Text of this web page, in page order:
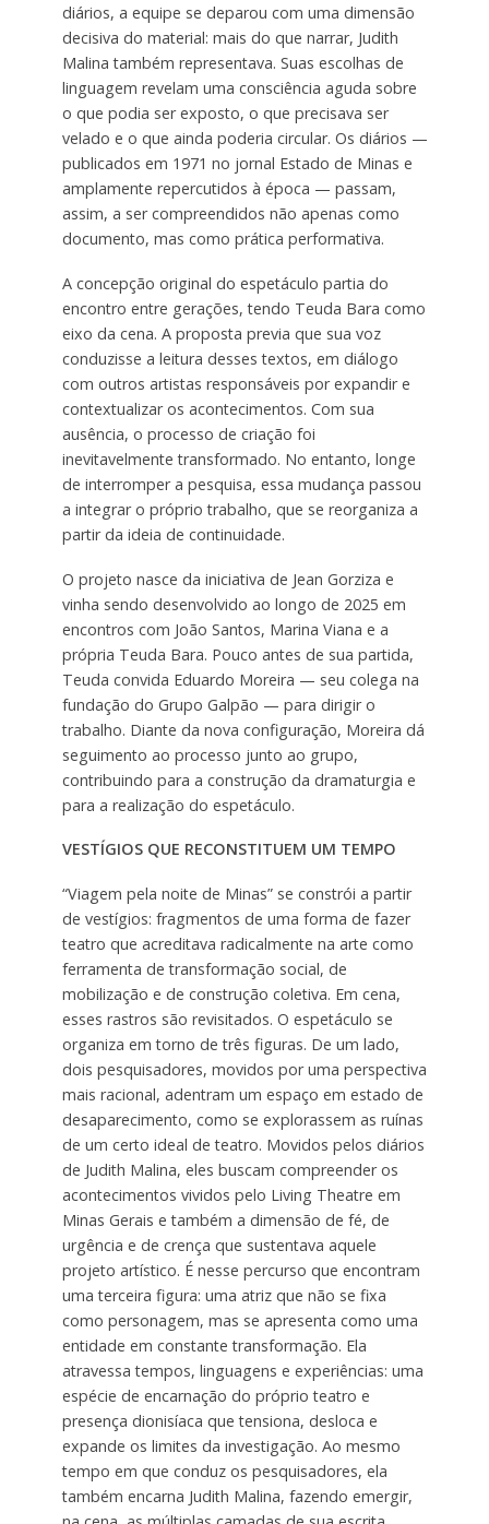
diários, a equipe se deparou com uma dimensão
decisiva do material: mais do que narrar, Judith
Malina também representava. Suas escolhas de
linguagem revelam uma consciência aguda sobre
o que podia ser exposto, o que precisava ser
velado e o que ainda poderia circular. Os diários —
publicados em 1971 no jornal Estado de Minas e
amplamente repercutidos à época — passam,
assim, a ser compreendidos não apenas como
documento, mas como prática performativa.
A concepção original do espetáculo partia do
encontro entre gerações, tendo Teuda Bara como
eixo da cena. A proposta previa que sua voz
conduzisse a leitura desses textos, em diálogo
com outros artistas responsáveis por expandir e
contextualizar os acontecimentos. Com sua
ausência, o processo de criação foi
inevitavelmente transformado. No entanto, longe
de interromper a pesquisa, essa mudança passou
a integrar o próprio trabalho, que se reorganiza a
partir da ideia de continuidade.
O projeto nasce da iniciativa de Jean Gorziza e
vinha sendo desenvolvido ao longo de 2025 em
encontros com João Santos, Marina Viana e a
própria Teuda Bara. Pouco antes de sua partida,
Teuda convida Eduardo Moreira — seu colega na
fundação do Grupo Galpão — para dirigir o
trabalho. Diante da nova configuração, Moreira dá
seguimento ao processo junto ao grupo,
contribuindo para a construção da dramaturgia e
para a realização do espetáculo.
VESTÍGIOS QUE RECONSTITUEM UM TEMPO
“Viagem pela noite de Minas” se constrói a partir
de vestígios: fragmentos de uma forma de fazer
teatro que acreditava radicalmente na arte como
ferramenta de transformação social, de
mobilização e de construção coletiva. Em cena,
esses rastros são revisitados. O espetáculo se
organiza em torno de três figuras. De um lado,
dois pesquisadores, movidos por uma perspectiva
mais racional, adentram um espaço em estado de
desaparecimento, como se explorassem as ruínas
de um certo ideal de teatro. Movidos pelos diários
de Judith Malina, eles buscam compreender os
acontecimentos vividos pelo Living Theatre em
Minas Gerais e também a dimensão de fé, de
urgência e de crença que sustentava aquele
projeto artístico. É nesse percurso que encontram
uma terceira figura: uma atriz que não se fixa
como personagem, mas se apresenta como uma
entidade em constante transformação. Ela
atravessa tempos, linguagens e experiências: uma
espécie de encarnação do próprio teatro e
presença dionisíaca que tensiona, desloca e
expande os limites da investigação. Ao mesmo
tempo em que conduz os pesquisadores, ela
também encarna Judith Malina, fazendo emergir,